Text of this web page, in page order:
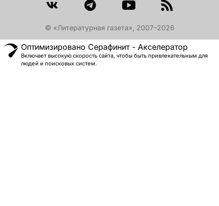
© «Литературная газета», 2007–2026
Оптимизировано Серафинит - Акселератор
Включает высокую скорость сайта, чтобы быть привлекательным для
людей и поисковых систем.